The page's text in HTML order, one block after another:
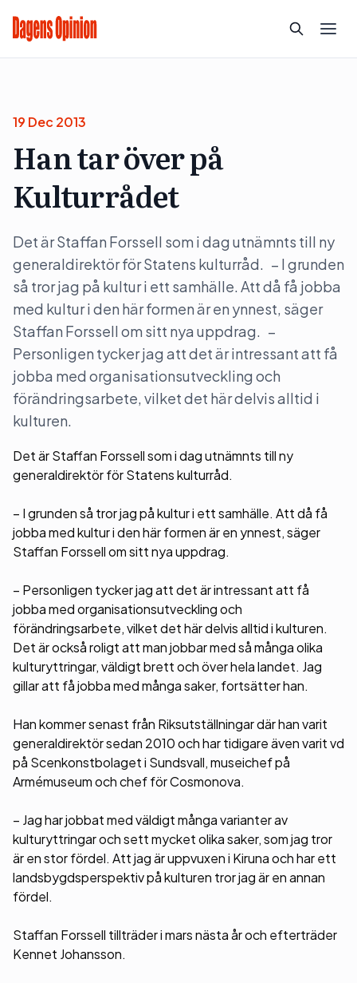
19 Dec 2013
Han tar över på
Kulturrådet
Det är Staffan Forssell som i dag utnämnts till ny
generaldirektör för Statens kulturråd. – I grunden
så tror jag på kultur i ett samhälle. Att då få jobba
med kultur i den här formen är en ynnest, säger
Staffan Forssell om sitt nya uppdrag. –
Personligen tycker jag att det är intressant att få
jobba med organisationsutveckling och
förändringsarbete, vilket det här delvis alltid i
kulturen.
Det är Staffan Forssell som i dag utnämnts till ny
generaldirektör för Statens kulturråd.
– I grunden så tror jag på kultur i ett samhälle. Att då få
jobba med kultur i den här formen är en ynnest, säger
Staffan Forssell om sitt nya uppdrag.
– Personligen tycker jag att det är intressant att få
jobba med organisationsutveckling och
förändringsarbete, vilket det här delvis alltid i kulturen.
Det är också roligt att man jobbar med så många olika
kulturyttringar, väldigt brett och över hela landet. Jag
gillar att få jobba med många saker, fortsätter han.
Han kommer senast från Riksutställningar där han varit
generaldirektör sedan 2010 och har tidigare även varit vd
på Scenkonstbolaget i Sundsvall, museichef på
Armémuseum och chef för Cosmonova.
– Jag har jobbat med väldigt många varianter av
kulturyttringar och sett mycket olika saker, som jag tror
är en stor fördel. Att jag är uppvuxen i Kiruna och har ett
landsbygdsperspektiv på kulturen tror jag är en annan
fördel.
Staffan Forssell tillträder i mars nästa år och efterträder
Kennet Johansson.